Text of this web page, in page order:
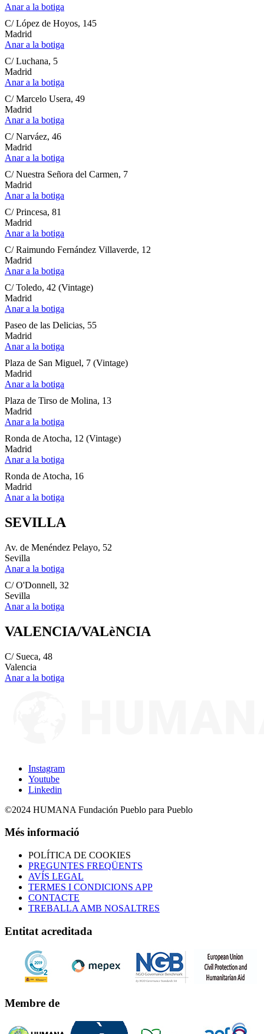
Anar a la botiga
C/ López de Hoyos, 145
Madrid
Anar a la botiga
C/ Luchana, 5
Madrid
Anar a la botiga
C/ Marcelo Usera, 49
Madrid
Anar a la botiga
C/ Narváez, 46
Madrid
Anar a la botiga
C/ Nuestra Señora del Carmen, 7
Madrid
Anar a la botiga
C/ Princesa, 81
Madrid
Anar a la botiga
C/ Raimundo Fernández Villaverde, 12
Madrid
Anar a la botiga
C/ Toledo, 42 (Vintage)
Madrid
Anar a la botiga
Paseo de las Delicias, 55
Madrid
Anar a la botiga
Plaza de San Miguel, 7 (Vintage)
Madrid
Anar a la botiga
Plaza de Tirso de Molina, 13
Madrid
Anar a la botiga
Ronda de Atocha, 12 (Vintage)
Madrid
Anar a la botiga
Ronda de Atocha, 16
Madrid
Anar a la botiga
SEVILLA
Av. de Menéndez Pelayo, 52
Sevilla
Anar a la botiga
C/ O'Donnell, 32
Sevilla
Anar a la botiga
VALENCIA/VALèNCIA
C/ Sueca, 48
Valencia
Anar a la botiga
Instagram
Youtube
Linkedin
©2024 HUMANA Fundación Pueblo para Pueblo
Més informació
POLÍTICA DE COOKIES
PREGUNTES FREQÜENTS
AVÍS LEGAL
TERMES I CONDICIONS APP
CONTACTE
TREBALLA AMB NOSALTRES
Entitat acreditada
Membre de